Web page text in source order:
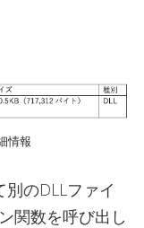
情報
のDLLファイ
関数を呼び出し